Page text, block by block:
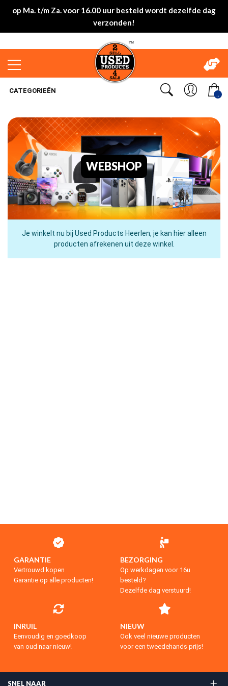
op Ma. t/m Za. voor 16.00 uur besteld wordt dezelfde dag
verzonden!
..
CATEGORIEËN
WEBSHOP
Je winkelt nu bij Used Products Heerlen, je kan hier alleen
producten afrekenen uit deze winkel.
GARANTIE
Vertrouwd kopen
Garantie op alle producten!
BEZORGING
Op werkdagen voor 16u
besteld?
Dezelfde dag verstuurd!
INRUIL
Eenvoudig en goedkoop
van oud naar nieuw!
NIEUW
Ook veel nieuwe producten
voor een tweedehands prijs!
SNEL NAAR